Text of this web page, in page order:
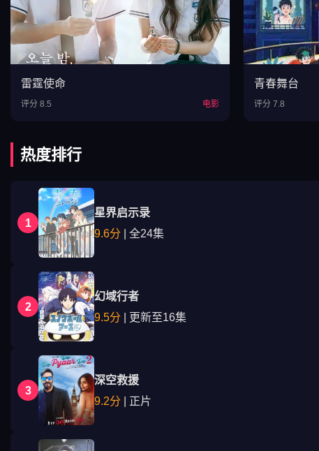
雷霆使命
评分 8.5 电影
青春舞台
评分 7.8
热度排行
1
星界启示录
9.6分
| 全24集
2
幻域行者
9.5分
| 更新至16集
3
深空救援
9.2分
| 正片